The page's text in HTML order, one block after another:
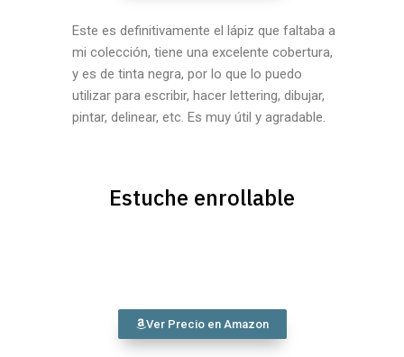
Este es definitivamente el lápiz que faltaba a
mi colección, tiene una excelente cobertura,
y es de tinta negra, por lo que lo puedo
utilizar para escribir, hacer lettering, dibujar,
pintar, delinear, etc. Es muy útil y agradable.
Estuche enrollable
Ver Precio en Amazon